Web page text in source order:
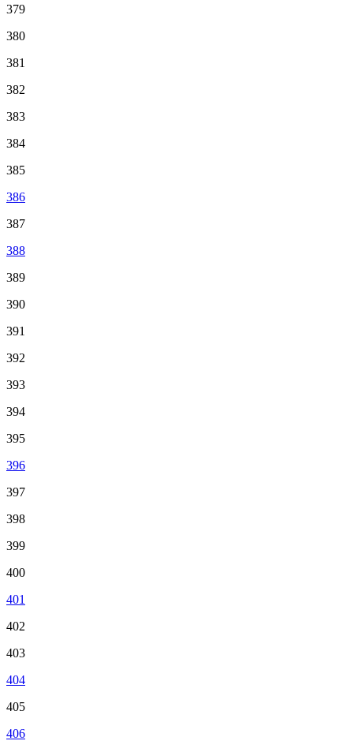
379
380
381
382
383
384
385
386
387
388
389
390
391
392
393
394
395
396
397
398
399
400
401
402
403
404
405
406